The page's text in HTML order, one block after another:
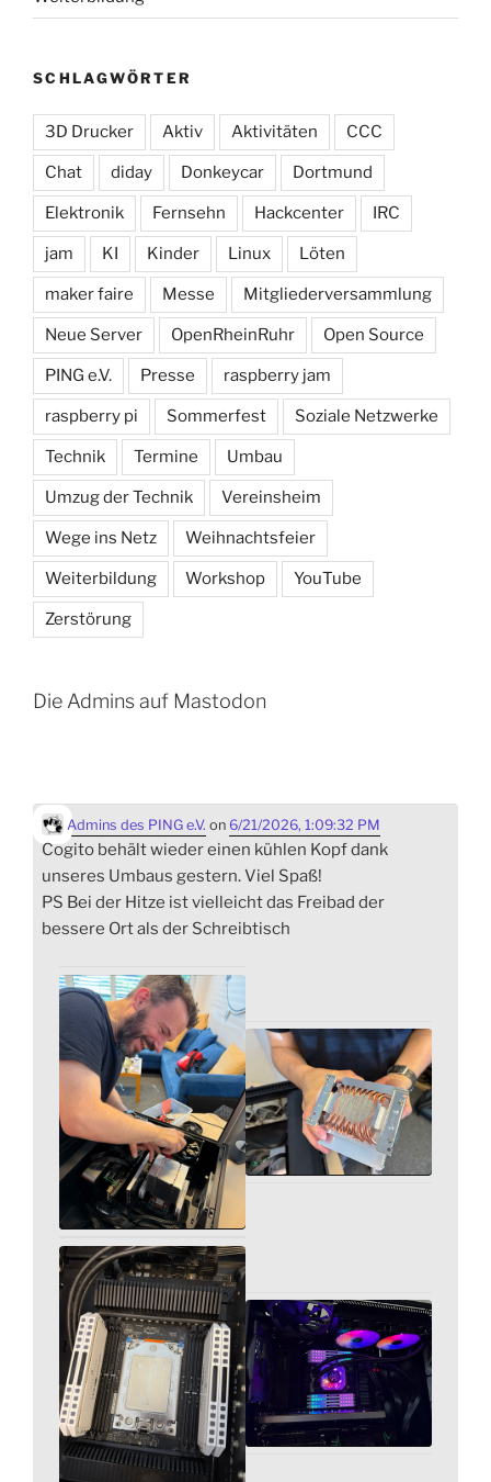
SCHLAGWÖRTER
3D Drucker Aktiv Aktivitäten CCC
Chat diday Donkeycar Dortmund
Elektronik Fernsehn Hackcenter IRC
jam KI Kinder Linux Löten
maker faire Messe Mitgliederversammlung
Neue Server OpenRheinRuhr Open Source
PING e.V. Presse raspberry jam
raspberry pi Sommerfest Soziale Netzwerke
Technik Termine Umbau
Umzug der Technik Vereinsheim
Wege ins Netz Weihnachtsfeier
Weiterbildung Workshop YouTube
Zerstörung
Die Admins auf Mastodon
Admins des PING e.V. on 6/21/2026, 1:09:32 PM
Cogito behält wieder einen kühlen Kopf dank
unseres Umbaus gestern. Viel Spaß!
PS Bei der Hitze ist vielleicht das Freibad der
bessere Ort als der Schreibtisch